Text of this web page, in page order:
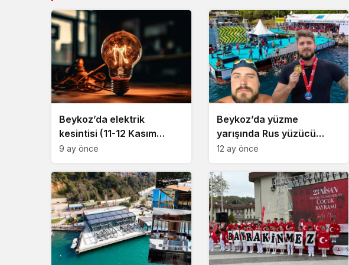
Beykoz’da elektrik
kesintisi (11-12 Kasım
2025)
9 ay önce
Beykoz’da yüzme
yarışında Rus yüzücü
kayboldu!
12 ay önce